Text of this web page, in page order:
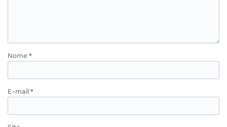
Nome *
E-mail *